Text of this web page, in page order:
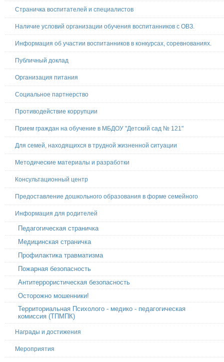
Страничка воспитателей и специалистов
Наличие условий организации обучения воспитанников с ОВЗ.
Информация об участии воспитанников в конкурсах, соревнованиях.
Публичный доклад
Организация питания
Социальное партнерство
Противодействие коррупции
Прием граждан на обучение в МБДОУ "Детский сад № 121"
Для семей, находящихся в трудной жизненной ситуации
Методические материалы и разработки
Консультационный центр
Предоставление дошкольного образования в форме семейного
Информация для родителей
Педагогическая страничка
Медицинская страничка
Профилактика травматизма
Пожарная безопасность
Антитеррористическая безопасность
Осторожно мошенники!
Территориальная Психолого - медико - педагогическая
комиссия (ТПМПК)
Награды и достижения
Мероприятия